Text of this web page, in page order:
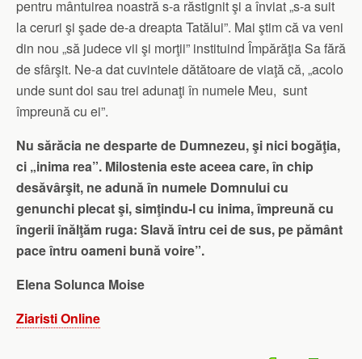
pentru mântuirea noastră s-a răstignit şi a înviat „s-a suit
la ceruri şi şade de-a dreapta Tatălui”. Mai ştim că va veni
din nou „să judece vii şi morţii” instituind Împărăţia Sa fără
de sfârşit. Ne-a dat cuvintele dătătoare de viaţă că, „acolo
unde sunt doi sau trei adunaţi în numele Meu, sunt
împreună cu ei”.
Nu sărăcia ne desparte de Dumnezeu, şi nici bogăţia,
ci „inima rea”. Milostenia este aceea care, în chip
desăvârşit, ne adună în numele Domnului cu
genunchi plecat şi, simţindu-l cu inima, împreună cu
îngerii înălţăm ruga: Slavă întru cei de sus, pe pământ
pace întru oameni bună voire”.
Elena Solunca Moise
Ziaristi Online